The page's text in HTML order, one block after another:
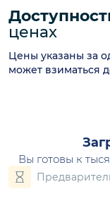
ценах
Цены указаны за
может взиматься
Вы готовы к